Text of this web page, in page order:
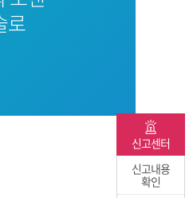
로
신고센터
신고내용
확인